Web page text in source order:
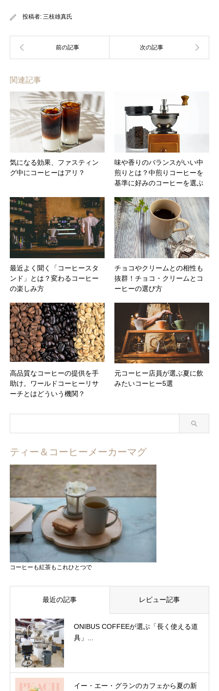
投稿者: 三枝雄真氏
関連記事
気になる効果、ファスティン
グ中にコーヒーはアリ？
味や香りのバランスがいい中
煎りとは？中煎りコーヒーを
基準に好みのコーヒーを選ぶ
最近よく聞く「コーヒースタ
ンド」とは？変わるコーヒー
の楽しみ方
チョコやクリームとの相性も
抜群！チョコ・クリームとコ
ーヒーの選び方
高品質なコーヒーの提供を手
助け。ワールドコーヒーリサ
ーチとはどういう機関？
元コーヒー店員が選ぶ夏に飲
みたいコーヒー5選
ティー＆コーヒーメーカーマグ
コーヒーも紅茶もこれひとつで
最近の記事 レビュー記事
ONIBUS COFFEEが選ぶ「長く使える道
具」...
イー・エー・グランのカフェから夏の新